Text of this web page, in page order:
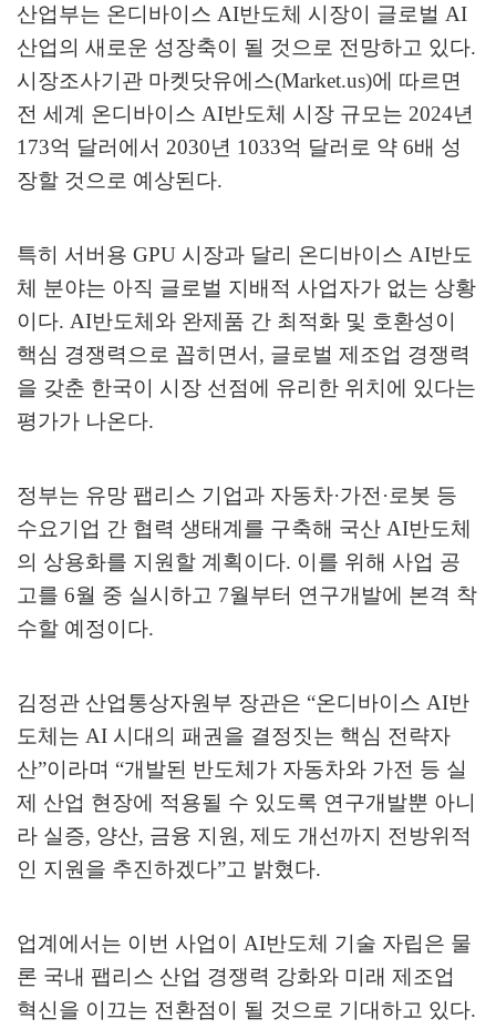
산업부는 온디바이스 AI반도체 시장이 글로벌 AI
산업의 새로운 성장축이 될 것으로 전망하고 있다.
시장조사기관 마켓닷유에스(Market.us)에 따르면
전 세계 온디바이스 AI반도체 시장 규모는 2024년
173억 달러에서 2030년 1033억 달러로 약 6배 성
장할 것으로 예상된다.
특히 서버용 GPU 시장과 달리 온디바이스 AI반도
체 분야는 아직 글로벌 지배적 사업자가 없는 상황
이다. AI반도체와 완제품 간 최적화 및 호환성이
핵심 경쟁력으로 꼽히면서, 글로벌 제조업 경쟁력
을 갖춘 한국이 시장 선점에 유리한 위치에 있다는
평가가 나온다.
정부는 유망 팹리스 기업과 자동차·가전 ·로봇 등
수요기업 간 협력 생태계를 구축해 국산 AI반도체
의 상용화를 지원할 계획이다. 이를 위해 사업 공
고를 6월 중 실시하고 7월부터 연구개발에 본격 착
수할 예정이다.
김정관 산업통상자원부 장관은 “온디바이스 AI반
도체는 AI 시대의 패권을 결정짓는 핵심 전략자
산”이라며 “개발된 반도체가 자동차와 가전 등 실
제 산업 현장에 적용될 수 있도록 연구개발뿐 아니
라 실증, 양산, 금융 지원, 제도 개선까지 전방위적
인 지원을 추진하겠다”고 밝혔다.
업계에서는 이번 사업이 AI반도체 기술 자립은 물
론 국내 팹리스 산업 경쟁력 강화와 미래 제조업
혁신을 이끄는 전환점이 될 것으로 기대하고 있다.